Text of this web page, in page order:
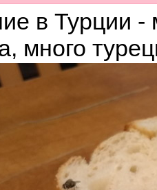
в Турции -
много